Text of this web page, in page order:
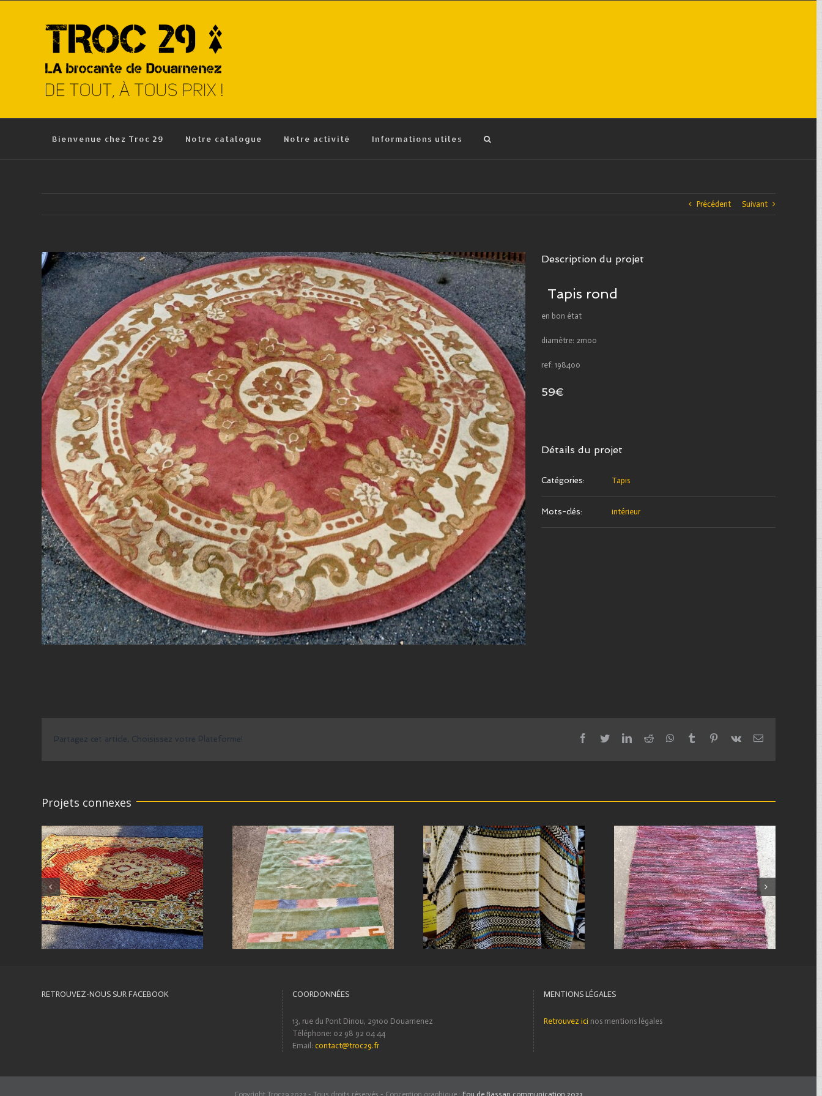
Bienvenue chez Troc 29 Notre catalogue Notre activité Informations utiles
Précédent Suivant
Description du projet
Tapis rond
en bon état
diamètre: 2m00
ref: 198400
59€
Détails du projet
Catégories: Tapis
Mots-clés: intérieur
Partagez cet article, Choisissez votre Plateforme! facebook
twitterlinkedinredditwhatsapptumblrpinterest
vk Email
Projets connexes
RETROUVEZ-NOUS SUR FACEBOOK COORDONNÉES
13, rue du Pont Dinou, 29100 Douarnenez
Téléphone: 02 98 92 04 44
Email: contact@troc29.fr
MENTIONS LÉGALES
Retrouvez ici nos mentions légales